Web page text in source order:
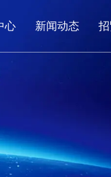
心 新闻动态
首页
态